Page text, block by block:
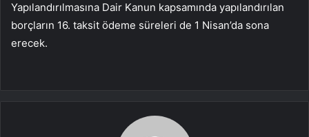
Yapılandırılmasına Dair Kanun kapsamında yapılandırılan
borçların 16. taksit ödeme süreleri de 1 Nisan’da sona
erecek.